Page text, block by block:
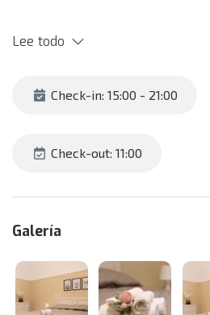
Lee todo
Check-in: 15:00 - 21:00
Check-out: 11:00
Galería